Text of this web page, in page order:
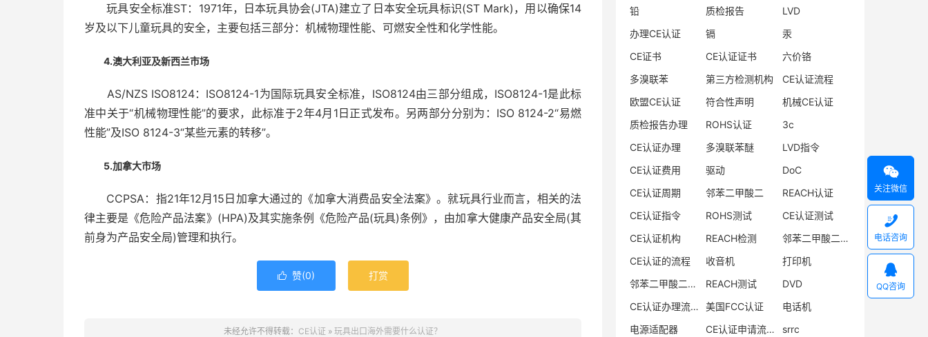
玩具安全标准ST：1971年，日本玩具协会(JTA)建立了日本安全玩具标识(ST Mark)，用以确保14
岁及以下儿童玩具的安全，主要包括三部分：机械物理性能、可燃安全性和化学性能。
4.澳大利亚及新西兰市场
AS/NZS ISO8124：ISO8124-1为国际玩具安全标准，ISO8124由三部分组成，ISO8124-1是此标
准中关于“机械物理性能”的要求，此标准于2年4月1日正式发布。另两部分分别为：ISO 8124-2“易燃
性能”及ISO 8124-3“某些元素的转移”。
5.加拿大市场
CCPSA：指21年12月15日加拿大通过的《加拿大消费品安全法案》。就玩具行业而言，相关的法
律主要是《危险产品法案》(HPA)及其实施条例《危险产品(玩具)条例》，由加拿大健康产品安全局(其
前身为产品安全局)管理和执行。
 赞(0) 打赏
未经允许不得转载： CE认证 » 玩具出口海外需要什么认证？
铅
质检报告
LVD
办理CE认证
镉
汞
CE证书
CE认证证书
六价铬
多溴联苯
第三方检测机构
CE认证流程
欧盟CE认证
符合性声明
机械CE认证
质检报告办理
ROHS认证
3c
CE认证办理
多溴联苯醚
LVD指令
CE认证费用
驱动
DoC
CE认证周期
邻苯二甲酸二
REACH认证
CE认证指令
ROHS测试
CE认证测试
CE认证机构
REACH检测
邻苯二甲酸二异丁酯
CE认证的流程
收音机
打印机
邻苯二甲酸二丁酯
REACH测试
DVD
CE认证办理流程
美国FCC认证
电话机
电源适配器
CE认证申请流程
srrc

关注微信

电话咨询

QQ咨询